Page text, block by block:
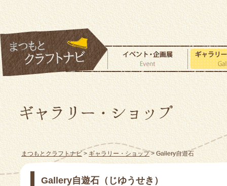
まつもとクラフトナビ>ギャラリー・ショップ> Gallery自遊石
Gallery自遊石（じゆうせき）